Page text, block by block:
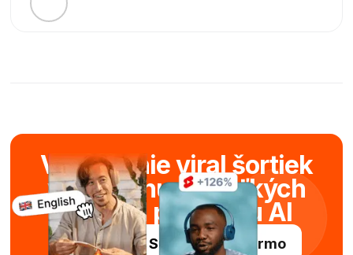
Vytváranie viral šortiek
v priebehu niekoľkých
sekúnd pomocou AI
Vyskúšajte Submagic zadarmo